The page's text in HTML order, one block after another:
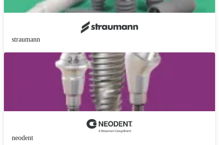
straumann
neodent